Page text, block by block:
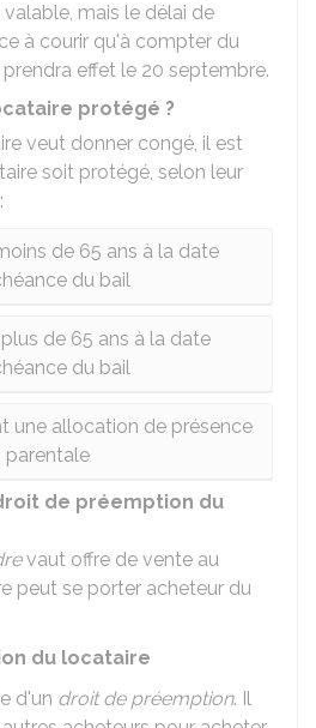
mais le délai de
à courir qu'à compter du
effet le 20 septembre.
protégé ?
veut donner congé, il est
soit protégé, selon leur
de 65 ans à la date
du bail
de 65 ans à la date
du bail
une allocation de présence
parentale
de préemption du
vaut offre de vente au
peut se porter acheteur du
du locataire
d'un droit de préemption. Il